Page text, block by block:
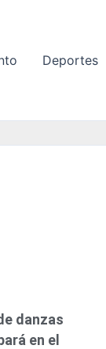
Deportes
danzas
en el